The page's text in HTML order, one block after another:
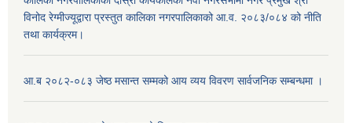
विनोद रेग्मीज्यूद्वारा प्रस्तुत कालिका नगरपालिकाको आ.व. २०८३/०८४ को नीति
तथा कार्यक्रम।
आ.ब २०८२-०८३ जेष्ठ मसान्त सम्मको आय व्यय विवरण सार्वजनिक सम्बन्धमा ।